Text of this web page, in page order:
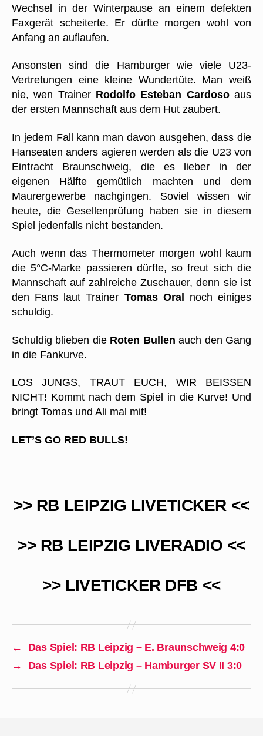
Wechsel in der Winterpause an einem defekten
Faxgerät scheiterte. Er dürfte morgen wohl von
Anfang an auflaufen.
Ansonsten sind die Hamburger wie viele U23-
Vertretungen eine kleine Wundertüte. Man weiß
nie, wen Trainer Rodolfo Esteban Cardosoaus
der ersten Mannschaft aus dem Hut zaubert.
In jedem Fall kann man davon ausgehen, dass die
Hanseaten anders agieren werden als die U23 von
Eintracht Braunschweig, die es lieber in der
eigenen Hälfte gemütlich machten und dem
Maurergewerbe nachgingen. Soviel wissen wir
heute, die Gesellenprüfung haben sie in diesem
Spiel jedenfalls nicht bestanden.
Auch wenn das Thermometer morgen wohl kaum
die 5°C-Marke passieren dürfte, so freut sich die
Mannschaft auf zahlreiche Zuschauer, denn sie ist
den Fans laut Trainer Tomas Oral
noch einiges
schuldig.
Schuldig blieben die Roten Bullen auch den Gang
in die Fankurve.
LOS JUNGS, TRAUT EUCH, WIR BEISSEN
NICHT! Kommt nach dem Spiel in die Kurve! Und
bringt Tomas und Ali mal mit!
LET’S GO RED BULLS!
>> RB LEIPZIG LIVETICKER <<
>> RB LEIPZIG LIVERADIO <<
>> LIVETICKER DFB <<
←
Das Spiel: RB Leipzig – E. Braunschweig 4:0
→
Das Spiel: RB Leipzig – Hamburger SV II 3:0